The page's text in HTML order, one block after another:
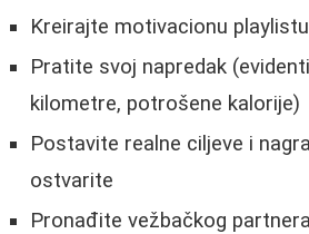
Kreirajte motivacionu playlistu
Pratite svoj napredak
kilometre, potrošene kalorije)
Postavite realne ciljeve i
ostvarite
Pronađite vežbačkog